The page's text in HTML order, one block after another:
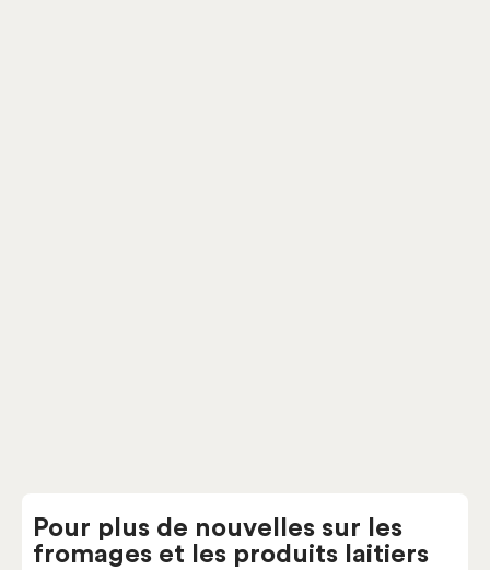
Pour plus de nouvelles sur les
fromages et les produits laitiers